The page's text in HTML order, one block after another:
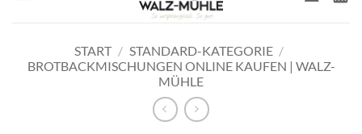
START / STANDARD-KATEGORIE /
BROTBACKMISCHUNGEN ONLINE KAUFEN | WALZ-
MÜHLE